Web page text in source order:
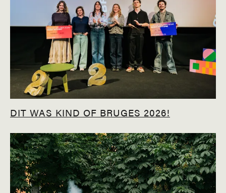
DIT WAS KIND OF BRUGES 2026!